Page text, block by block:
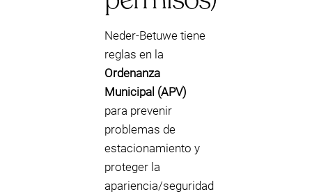
Neder-Betuwe tiene
reglas en la
Ordenanza
Municipal (APV)
para prevenir
problemas de
estacionamiento y
proteger la
apariencia/seguridad